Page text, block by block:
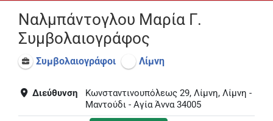
Ναλμπάντογλου Μαρία Γ.
Συμβολαιογράφος
Συμβολαιογράφοι Λίμνη
Διεύθυνση
Κωνσταντινουπόλεως 29, Λίμνη, Λίμνη -
Μαντούδι - Αγία Άννα 34005